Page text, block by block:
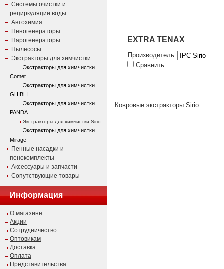
Системы очистки и
рециркуляции воды
Автохимия
Пеногенераторы
Парогенераторы
Пылесосы
Экстракторы для химчистки
Экстракторы для химчистки
Comet
Экстракторы для химчистки
GHIBLI
Экстракторы для химчистки
PANDA
Экстракторы для химчистки Sirio
Экстракторы для химчистки
Mirage
Пенные насадки и
пенокомплекты
Аксессуары и запчасти
Сопутствующие товары
Информация
О магазине
Акции
Сотрудничество
Оптовикам
Доставка
Оплата
Представительства
EXTRA TENAX
Производитель:
Сравнить
Ковровые экстракторы Sirio